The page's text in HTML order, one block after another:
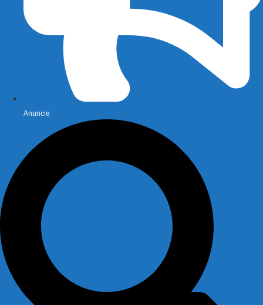
Anuncie